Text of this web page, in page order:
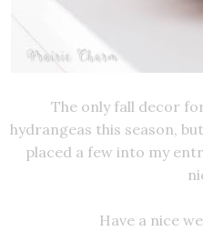
The only fall decor
hydrangeas this season,
placed a few into my
Have a nice